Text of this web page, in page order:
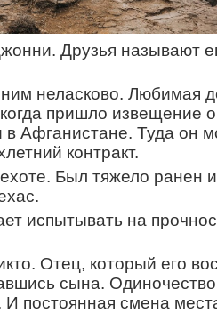
Друзья называют
неласково. Любимая
пришло извещение
в Афганистане. Туда он
контракт.
Был тяжело ранен
испытывать на
Отец, который его
сына.
И постоянная смена